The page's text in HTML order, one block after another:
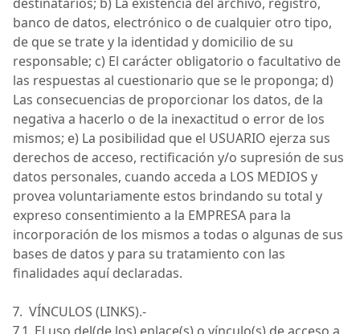
banco de datos, electrónico o de cualquier otro tipo,
de que se trate y la identidad y domicilio de su
responsable; c) El carácter obligatorio o facultativo de
las respuestas al cuestionario que se le proponga; d)
Las consecuencias de proporcionar los datos, de la
negativa a hacerlo o de la inexactitud o error de los
mismos; e) La posibilidad que el USUARIO ejerza sus
derechos de acceso, rectificación y/o supresión de sus
datos personales, cuando acceda a LOS MEDIOS y
provea voluntariamente estos brindando su total y
expreso consentimiento a la EMPRESA para la
incorporación de los mismos a todas o algunas de sus
bases de datos y para su tratamiento con las
finalidades aquí declaradas.
7. VÍNCULOS (LINKS).-